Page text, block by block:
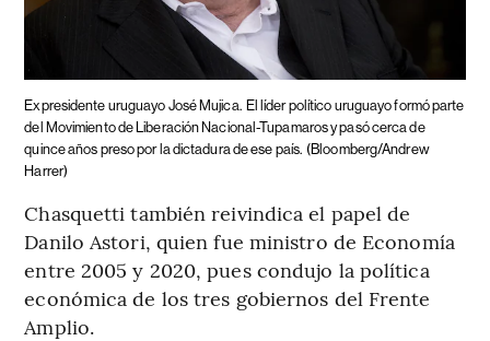
Expresidente uruguayo José Mujica. El líder político uruguayo formó parte
del Movimiento de Liberación Nacional-Tupamaros y pasó cerca de
quince años preso por la dictadura de ese país. (Bloomberg/Andrew
Harrer)
Chasquetti también reivindica el papel de
Danilo Astori, quien fue ministro de Economía
entre 2005 y 2020, pues condujo la política
económica de los tres gobiernos del Frente
Amplio.